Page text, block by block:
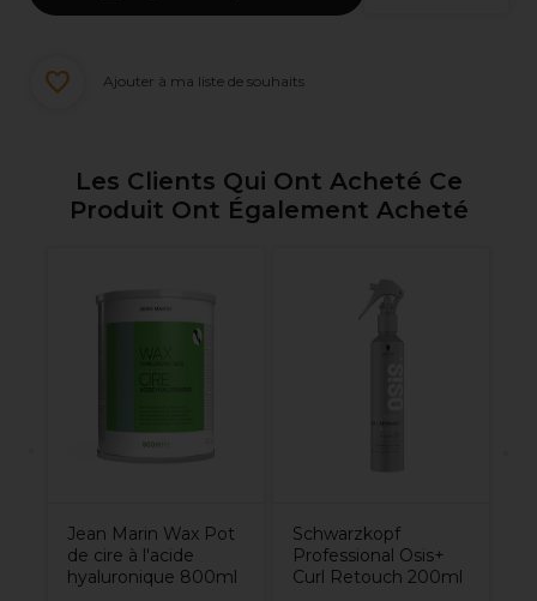
Ajouter à ma liste de souhaits
Les Clients Qui Ont Acheté Ce
Produit Ont Également Acheté
Jean Marin Wax Pot
de cire à l'acide
hyaluronique 800ml
Schwarzkopf
Professional Osis+
Curl Retouch 200ml